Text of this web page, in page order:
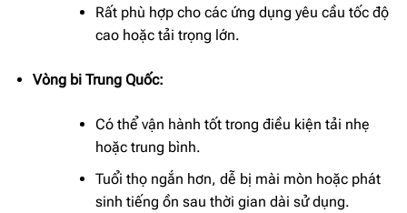
Rất phù hợp cho các ứng dụng yêu cầu tốc độ
cao hoặc tải trọng lớn.
Vòng bi Trung Quốc:
Có thể vận hành tốt trong điều kiện tải nhẹ
hoặc trung bình.
Tuổi thọ ngắn hơn, dễ bị mài mòn hoặc phát
sinh tiếng ồn sau thời gian dài sử dụng.